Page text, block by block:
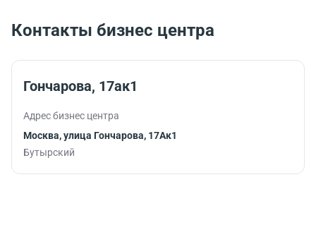
бодрости и
продуктивно
Контакты бизнес центра
Гончарова, 17ак1
Адрес бизнес центра
Москва, улица Гончарова, 17Ак1
Бутырский